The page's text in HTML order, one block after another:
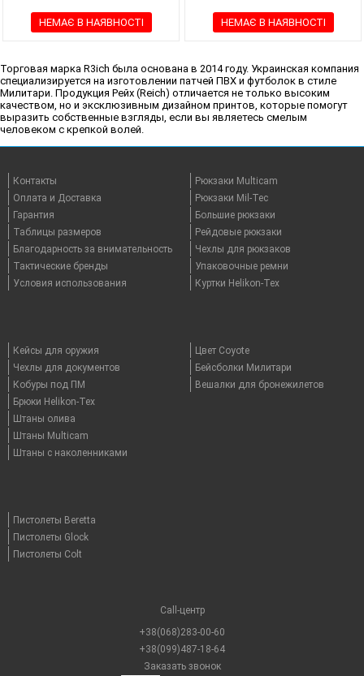
НЕМАЄ В НАЯВНОСТІ НЕМАЄ В НАЯВНОСТІ
Торговая марка R3ich была основана в 2014 году. Украинская компания
специализируется на изготовлении патчей ПВХ и футболок в стиле
Милитари. Продукция Рейх (Reich) отличается не только высоким
качеством, но и эксклюзивным дизайном принтов, которые помогут
выразить собственные взгляды, если вы являетесь смелым
человеком с крепкой волей.
Контакты
Оплата и Доставка
Гарантия
Таблицы размеров
Благодарность за внимательность
Тактические бренды
Условия использования
Рюкзаки Multicam
Рюкзаки Mil-Tec
Большие рюкзаки
Рейдовые рюкзаки
Чехлы для рюкзаков
Упаковочные ремни
Куртки Helikon-Tex
Кейсы для оружия
Чехлы для документов
Кобуры под ПМ
Брюки Helikon-Tex
Штаны олива
Штаны Multicam
Штаны с наколенниками
Цвет Coyote
Бейсболки Милитари
Вешалки для бронежилетов
Пистолеты Beretta
Пистолеты Glock
Пистолеты Colt
Call-центр
+38(068)283-00-60
+38(099)487-18-64
Заказать звонок